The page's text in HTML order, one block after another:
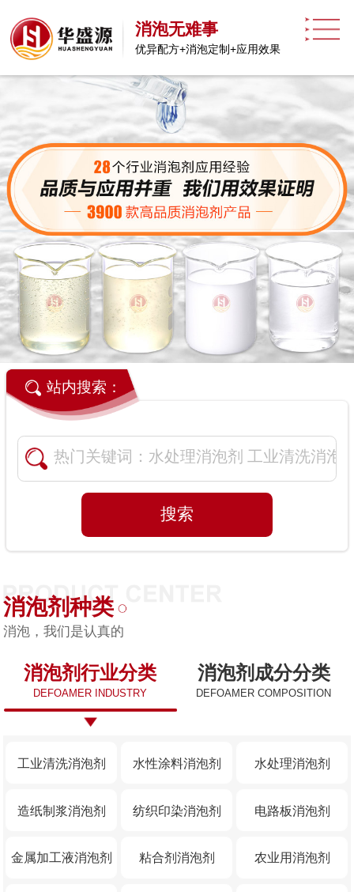
消泡无难事
优异配方+消泡定制+应用效果
站内搜索：
消泡剂种类
消泡，我们是认真的
消泡剂行业分类
DEFOAMER INDUSTRY
工业清洗消泡剂 水性涂料消泡剂 水处理消泡剂
造纸制浆消泡剂 纺织印染消泡剂 电路板消泡剂
金属加工液消泡剂 粘合剂消泡剂 农业用消泡剂
消泡剂成分分类
DEFOAMER COMPOSITION